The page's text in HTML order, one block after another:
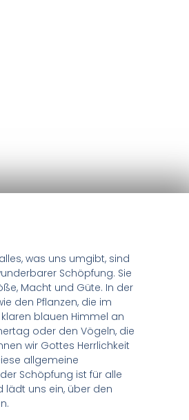
was uns umgibt, sind
Schöpfung. Sie
Macht und Güte. In der
den Pflanzen, die im
blauen Himmel an
oder den Vögeln, die
wir Gottes Herrlichkeit
allgemeine
Schöpfung ist für alle
lädt uns ein, über den